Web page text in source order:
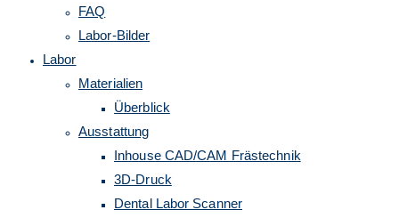
FAQ
Labor-Bilder
Labor
Materialien
Überblick
Ausstattung
Inhouse CAD/CAM Frästechnik
3D-Druck
Dental Labor Scanner